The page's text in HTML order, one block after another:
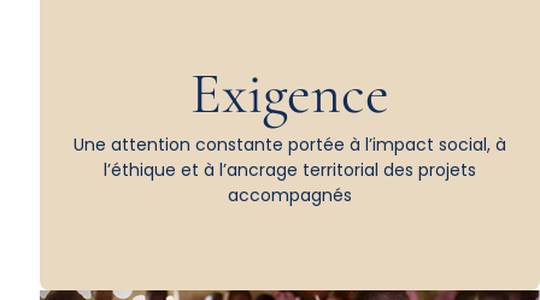
Exigence
Une attention constante portée à l’impact social, à
l’éthique et à l’ancrage territorial des projets
accompagnés